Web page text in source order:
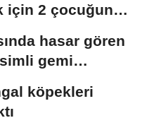
için 2 çocuğunu
hasar gören
gemi
köpekleri